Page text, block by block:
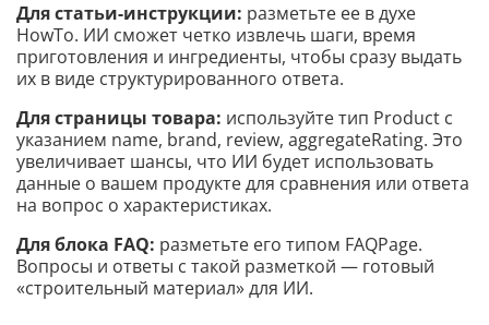
Для статьи-инструкции: разметьте ее в духе
HowTo. ИИ сможет четко извлечь шаги, время
приготовления и ингредиенты, чтобы сразу выдать
их в виде структурированного ответа.
Для страницы товара: используйте тип Product с
указанием name, brand, review, aggregateRating. Это
увеличивает шансы, что ИИ будет использовать
данные о вашем продукте для сравнения или ответа
на вопрос о характеристиках.
Для блока FAQ: разметьте его типом FAQPage.
Вопросы и ответы с такой разметкой — готовый
«строительный материал» для ИИ.